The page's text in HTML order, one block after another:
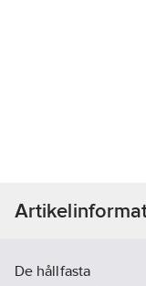
De hållfasta